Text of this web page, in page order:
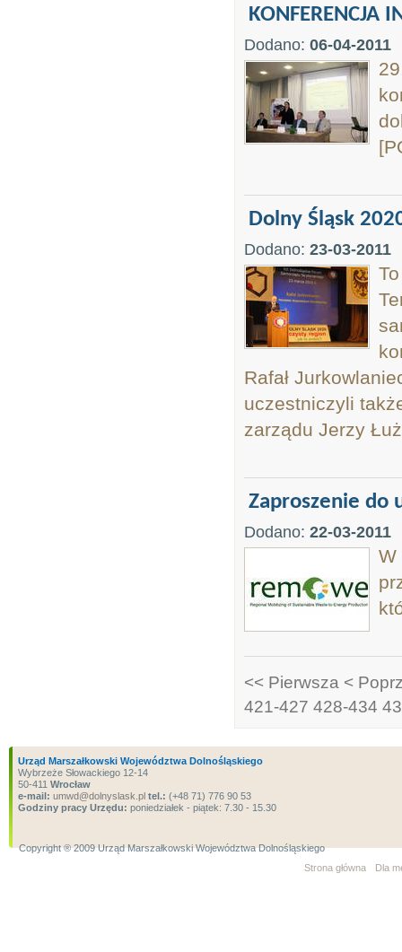
KONFERENCJA
Dodano: 06-04-2011
Dolny Śląsk
Dodano: 23-03-2011
Rafał
uczestniczyli
zarządu Jerzy
Zaproszenie do
Dodano: 22-03-2011
W
<< Pierwsza <
421-427 428-434
Urząd Marszałkowski Województwa Dolnośląskiego
Wybrzeże Słowackiego 12-14
50-411 Wrocław
e-mail: umwd@dolnyslask.pl tel.: (+48 71) 776 90 53
Godziny pracy Urzędu: poniedziałek - piątek: 7.30 - 15.30
Copyright ® 2009 Urząd Marszałkowski Województwa Dolnośląskiego
Strona główna
Dla